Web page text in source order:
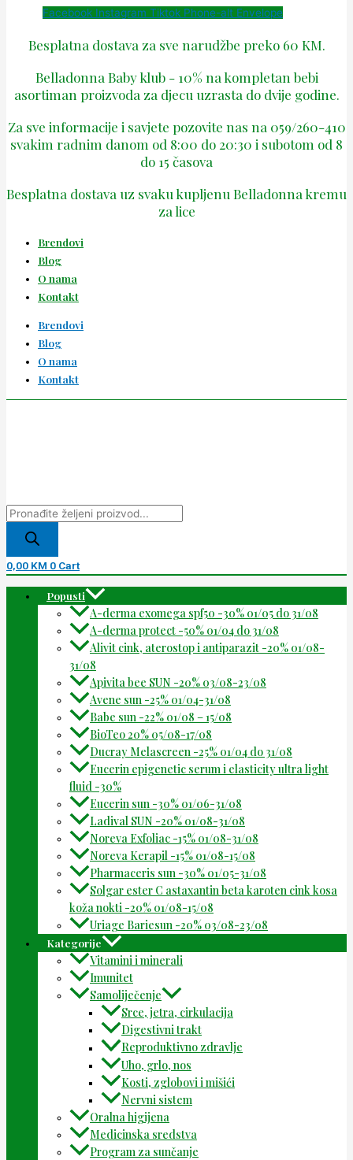
Facebook Instagram Tiktok Phone-alt Envelope
Besplatna dostava za sve narudžbe preko 60 KM.
Belladonna Baby klub - 10% na kompletan bebi
asortiman proizvoda za djecu uzrasta do dvije godine.
Za sve informacije i savjete pozovite nas na 059/260-410
svakim radnim danom od 8:00 do 20:30 i subotom od 8
do 15 časova
Besplatna dostava uz svaku kupljenu Belladonna kremu
za lice
Brendovi
Blog
O nama
Kontakt
Brendovi
Blog
O nama
Kontakt
0,00 KM 0 Cart
Popusti
A-derma exomega spf50 -30% 01/05 do 31/08
A-derma protect -50% 01/04 do 31/08
Alivit cink, aterostop i antiparazit -20% 01/08-
31/08
Apivita bee SUN -20% 03/08-23/08
Avene sun -25% 01/04-31/08
Babe sun -22% 01/08 – 15/08
BioTeo 20% 05/08-17/08
Ducray Melascreen -25% 01/04 do 31/08
Eucerin epigenetic serum i elasticity ultra light
fluid -30%
Eucerin sun -30% 01/06-31/08
Ladival SUN -20% 01/08-31/08
Noreva Exfoliac -15% 01/08-31/08
Noreva Kerapil -15% 01/08-15/08
Pharmaceris sun -30% 01/05-31/08
Solgar ester C astaxantin beta karoten cink kosa
koža nokti -20% 01/08-15/08
Uriage Bariesun -20% 03/08-23/08
Kategorije
Vitamini i minerali
Imunitet
Samoliječenje
Srce, jetra, cirkulacija
Digestivni trakt
Reproduktivno zdravlje
Uho, grlo, nos
Kosti, zglobovi i mišići
Nervni sistem
Oralna higijena
Medicinska sredstva
Program za sunčanje